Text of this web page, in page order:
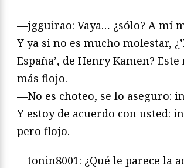
—jgguirao: Vaya… ¿sólo? A mí
Y ya si no es mucho molestar,
España’, de Henry Kamen?
más flojo.
—No es choteo, se lo aseguro:
Y estoy de acuerdo con usted:
pero flojo.
—tonin8001: ¿Qué le parece la